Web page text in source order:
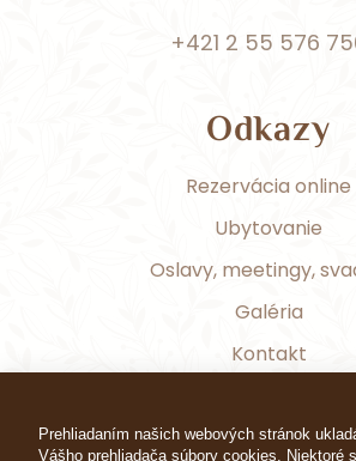
+421 2 55 576
Odkazy
Rezervácia online
Ubytovanie
Oslavy, meetingy,
Galéria
Kontakt
Prehliadaním našich webových stránok
Vášho prehliadača súbory cookies. Niektoré